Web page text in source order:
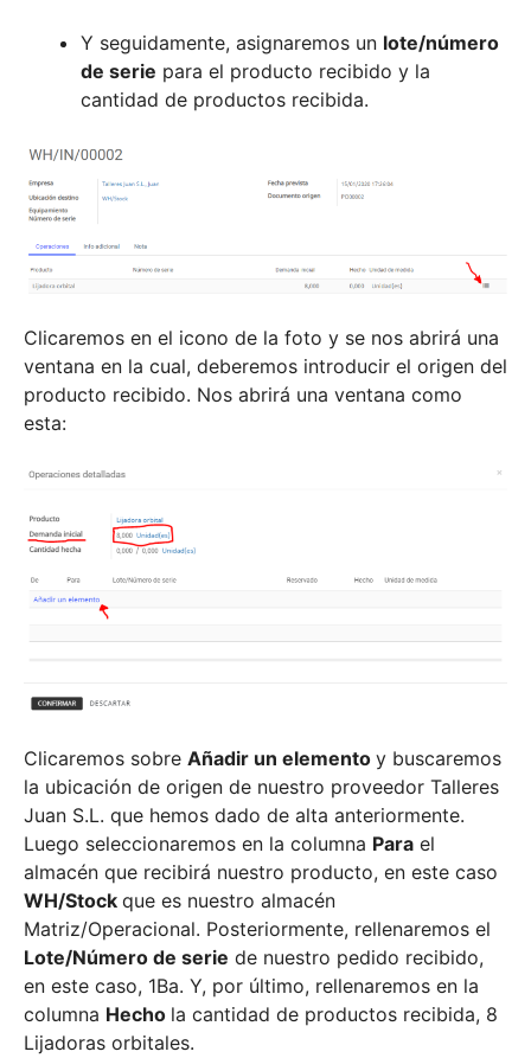
Y seguidamente, asignaremos un lote/número
de serie para el producto recibido y la
cantidad de productos recibida.
Clicaremos en el icono de la foto y se nos abrirá una
ventana en la cual, deberemos introducir el origen del
producto recibido. Nos abrirá una ventana como
esta:
Clicaremos sobre Añadir un elemento y buscaremos
la ubicación de origen de nuestro proveedor Talleres
Juan S.L. que hemos dado de alta anteriormente.
Luego seleccionaremos en la columna Para el
almacén que recibirá nuestro producto, en este caso
WH/Stock que es nuestro almacén
Matriz/Operacional. Posteriormente, rellenaremos el
Lote/Número de serie de nuestro pedido recibido,
en este caso, 1Ba. Y, por último, rellenaremos en la
columna Hecho la cantidad de productos recibida, 8
Lijadoras orbitales.